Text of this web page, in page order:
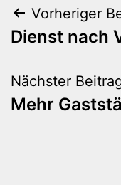
Vorheriger
Dienst nach
Nächster
Mehr